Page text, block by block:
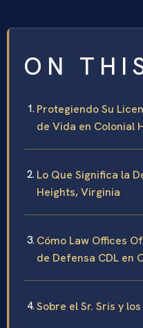
ON
Protegiendo Su
de Vida en Colonial
Lo Que Significa la
Heights, Virginia
Cómo Law Offices
de Defensa CDL en
Sobre el Sr. Sris y